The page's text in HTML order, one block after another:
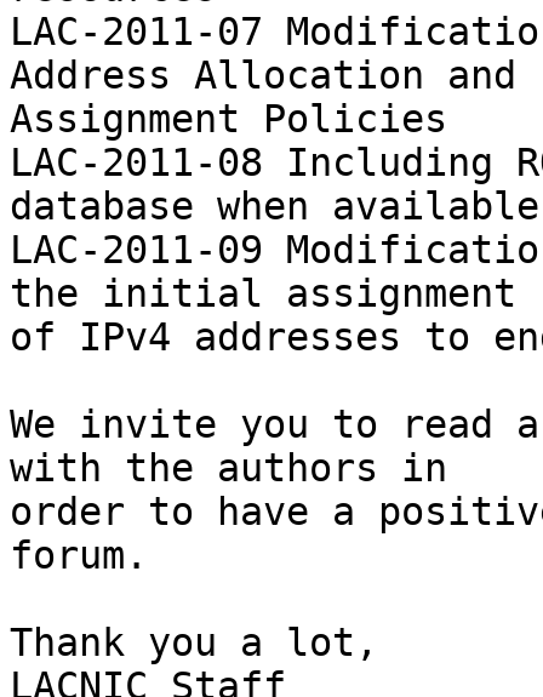
LAC-2011-07
Address Allocation and
Assignment Policies
LAC-2011-08 Including
database when available
LAC-2011-09
the initial assignment
of IPv4 addresses to
We invite you to read
with the authors in
order to have a
forum.
Thank you a lot,
LACNIC Staff